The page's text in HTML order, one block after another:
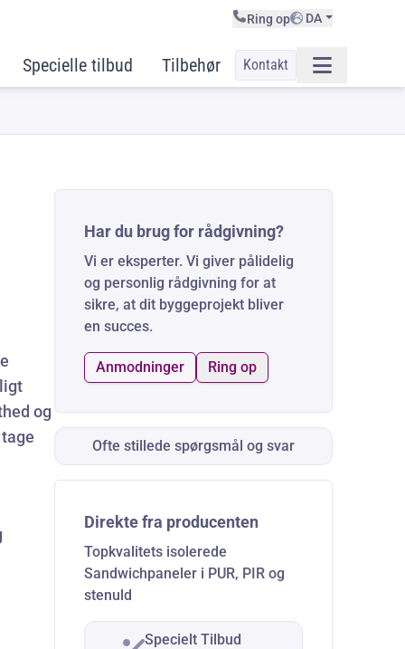
Ring op DA
Specielle tilbud Tilbehør Kontakt
og
Har du brug for rådgivning?
Vi er eksperter. Vi giver pålidelig
og personlig rådgivning for at
sikre, at dit byggeprojekt bliver
en succes.
Anmodninger Ring op
Ofte stillede spørgsmål og svar
Direkte fra producenten
Topkvalitets isolerede
Sandwichpaneler i PUR, PIR og
stenuld
Specielt Tilbud